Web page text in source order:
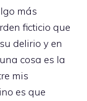
más
ficticio que
delirio y en
cosa es la
mis
es que